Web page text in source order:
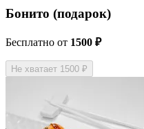
Бонито (подарок)
Бесплатно от 1500 ₽
Не хватает 1500 ₽